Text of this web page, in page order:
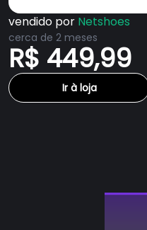
vendido por Netshoes
cerca de 2 meses
R$ 449,99
Ir à loja